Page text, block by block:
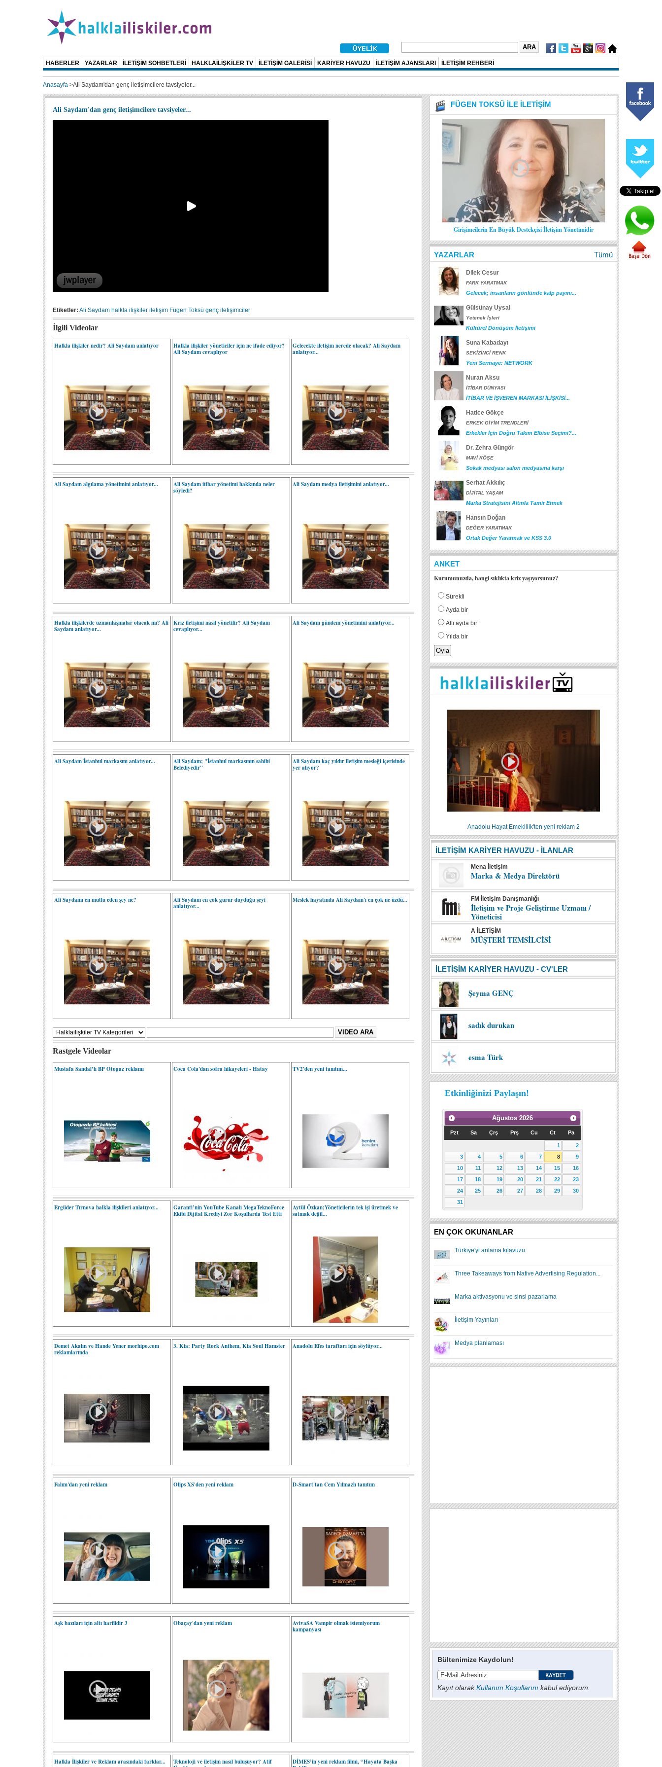
HABERLER YAZARLAR İLETİŞİM SOHBETLERİ HALKLAİLİŞKİLER TV İLETİŞİM GALERİSİ KARİYER HAVUZU İLETİŞİM AJANSLARI İLETİŞİM REHBERİ
Anasayfa >Ali Saydam'dan genç iletişimcilere tavsiyeler...
Ali Saydam'dan genç iletişimcilere tavsiyeler...
Etiketler: Ali Saydam halkla ilişkiler iletişim Fügen Toksü genç iletişimciler
İlgili Videolar
Halkla ilişkiler nedir? Ali Saydam anlatıyor
Halkla ilişkiler yöneticiler için ne ifade ediyor?
Ali Saydam cevaplıyor
Gelecekte iletişim nerede olacak? Ali Saydam
anlatıyor...
Ali Saydam algılama yönetimini anlatıyor...
Ali Saydam itibar yönetimi hakkında neler
söyledi?
Ali Saydam medya iletişimini anlatıyor...
Halkla ilişkilerde uzmanlaşmalar olacak mı? Ali
Saydam anlatıyor...
Kriz iletişimi nasıl yönetilir? Ali Saydam
cevaplıyor...
Ali Saydam gündem yönetimini anlatıyor...
Ali Saydam İstanbul markasını anlatıyor...
Ali Saydam; "İstanbul markasının sahibi
Belediyedir"
Ali Saydam kaç yıldır iletişim mesleği içerisinde
yer alıyor?
Ali Saydamı en mutlu eden şey ne?
Ali Saydam en çok gurur duyduğu şeyi
anlatıyor...
Meslek hayatında Ali Saydam'ı en çok ne üzdü...
Rastgele Videolar
Mustafa Sandal’lı BP Otogaz reklamı Coca Cola'dan sofra hikayeleri - Hatay TV2'den yeni tanıtım...
Ergüder Tırnova halkla ilişkileri anlatıyor...
Garanti’nin YouTube Kanalı MegaTeknoForce
Ekibi Dijital Krediyi Zor Koşullarda Test Etti
Aytül Özkan;Yöneticilerin tek işi üretmek ve
satmak değil...
Demet Akalın ve Hande Yener morhipo.com
reklamlarında
3. Kia: Party Rock Anthem, Kia Soul Hamster Anadolu Efes taraftarı için söylüyor...
Falım'dan yeni reklam Olips XS'den yeni reklam D-Smart'tan Cem Yılmazlı tanıtım
Aşk bazıları için altı harflidir 3 Obaçay'dan yeni reklam
AvivaSA Vampir olmak istemiyorum
kampanyası
Halkla İlişkiler ve Reklam arasındaki farklar...
Teknoloji ve iletişim nasıl buluşuyor? Atif
DİMES’in yeni reklam filmi, “Hayata Başka
FÜGEN TOKSÜ İLE İLETİŞİM
Girişimcilerin En Büyük Destekçisi İletişim Yönetimidir
YAZARLAR Tümü
Dilek Cesur
FARK YARATMAK
Gelecek; insanların gönlünde kalp payını...
Gülsünay Uysal
Yetenek İşleri
Kültürel Dönüşüm İletişimi
Suna Kabadayı
SEKİZİNCİ RENK
Yeni Sermaye: NETWORK
Nuran Aksu
İTİBAR DÜNYASI
İTİBAR VE İŞVEREN MARKASI İLİŞKİSİ...
Hatice Gökçe
ERKEK GİYİM TRENDLERİ
Erkekler İçin Doğru Takım Elbise Seçimi?...
Dr. Zehra Güngör
MAVİ KÖŞE
Sokak medyası salon medyasına karşı
Serhat Akkılıç
DİJİTAL YAŞAM
Marka Stratejisini Altınla Tamir Etmek
Hansın Doğan
DEĞER YARATMAK
Ortak Değer Yaratmak ve KSS 3.0
ANKET
Kurumunuzda, hangi sıklıkta kriz yaşıyorsunuz?
Sürekli
Ayda bir
Altı ayda bir
Yılda bir
Anadolu Hayat Emeklilik'ten yeni reklam 2
İLETİŞİM KARİYER HAVUZU - İLANLAR
Mena İletişim
Marka & Medya Direktörü
FM İletişim Danışmanlığı
İletişim ve Proje Geliştirme Uzmanı /
Yöneticisi
A İLETİŞİM
MÜŞTERİ TEMSİLCİSİ
İLETİŞİM KARİYER HAVUZU - CV'LER
Şeyma GENÇ
sadık durukan
esma Türk
Etkinliğinizi Paylaşın!
Ağustos 2026
Pzt Sa Çrş Prş Cu Ct Pa
1
2
3
4 5 6 7 8
9
10
11 12 13 14 15
16
17
18 19 20 21 22
23
24
25 26 27 28 29
30
31
EN ÇOK OKUNANLAR
Türkiye'yi anlama kılavuzu
Three Takeaways from Native Advertising Regulation...
Marka aktivasyonu ve sinsi pazarlama
İletişim Yayınları
Medya planlaması
Bültenimize Kaydolun!
Kayıt olarakKullanım Koşullarını kabul ediyorum.